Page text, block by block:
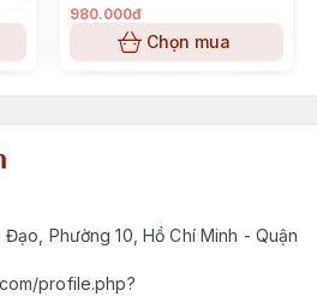
980.000đ
Chọn mua
Đạo, Phường 10, Hồ Chí Minh - Quận
profile.php?